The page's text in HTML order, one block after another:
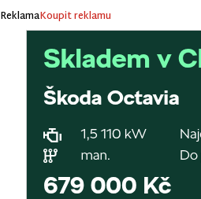
ReklamaKoupit reklamu